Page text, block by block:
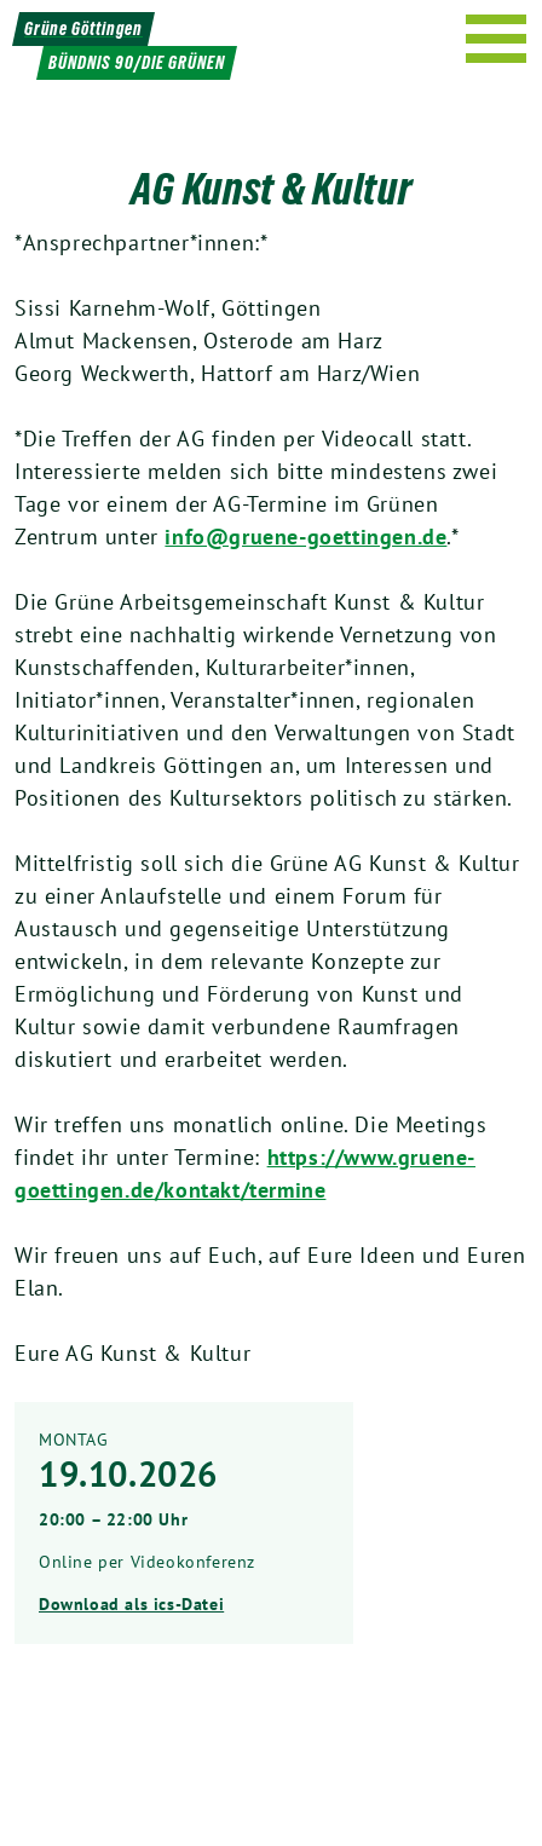
Weiter
zum
Inhalt
Grüne Göttingen
BÜNDNIS 90/DIE GRÜNEN
AG Kunst & Kultur
*Ansprechpartner*innen:*
Sissi Karnehm-Wolf, Göttingen
Almut Mackensen, Osterode am Harz
Georg Weckwerth, Hattorf am Harz/Wien
*Die Treffen der AG finden per Videocall statt.
Interessierte melden sich bitte mindestens zwei
Tage vor einem der AG-Termine im Grünen
Zentrum unter info@gruene-goettingen.de.*
Die Grüne Arbeitsgemeinschaft Kunst & Kultur
strebt eine nachhaltig wirkende Vernetzung von
Kunstschaffenden, Kulturarbeiter*innen,
Initiator*innen, Veranstalter*innen, regionalen
Kulturinitiativen und den Verwaltungen von Stadt
und Landkreis Göttingen an, um Interessen und
Positionen des Kultursektors politisch zu stärken.
Mittelfristig soll sich die Grüne AG Kunst & Kultur
zu einer Anlaufstelle und einem Forum für
Austausch und gegenseitige Unterstützung
entwickeln, in dem relevante Konzepte zur
Ermöglichung und Förderung von Kunst und
Kultur sowie damit verbundene Raumfragen
diskutiert und erarbeitet werden.
Wir treffen uns monatlich online. Die Meetings
findet ihr unter Termine: https://www.gruene-
goettingen.de/kontakt/termine
Wir freuen uns auf Euch, auf Eure Ideen und Euren
Elan.
Eure AG Kunst & Kultur
MONTAG
19.10.2026
20:00 – 22:00 Uhr
Online per Videokonferenz
Download als ics-Datei